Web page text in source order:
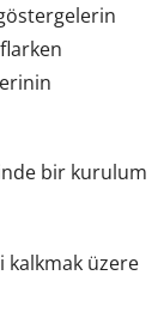
bir kurulum
kalkmak üzere